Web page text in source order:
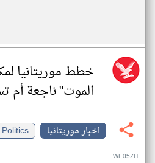
خطط موريتانيا
الموت" ناجعة
اخبار موريتانيا
Politics
WE05ZH